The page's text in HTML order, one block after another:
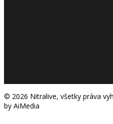
© 2026 Nitralive, všetky práva
by AiMedia